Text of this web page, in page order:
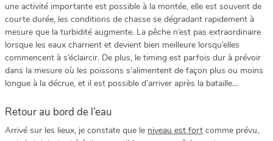
une activité importante est possible à la montée, elle est souvent de
courte durée, les conditions de chasse se dégradant rapidement à
mesure que la turbidité augmente. La pêche n’est pas extraordinaire
lorsque les eaux charrient et devient bien meilleure lorsqu’elles
commencent à s’éclaircir. De plus, le timing est parfois dur à prévoir
dans la mesure où les poissons s’alimentent de façon plus ou moins
longue à la décrue, et il est possible d’arriver après la bataille…
Retour au bord de l’eau
Arrivé sur les lieux, je constate que le niveau est fort comme prévu,